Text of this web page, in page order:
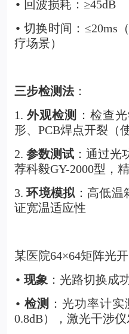
• 回波损耗：≥45dB
• 切换时间：≤20ms
疗场景）
三步检测法：
1. 外观检测
：检查
形、PCB焊点开裂（
2. 参数测试：通过光
荐科毅GY-2000型，精
3.环境模拟 ：高低
证宽温适应性
某医院64×64矩阵光
• 现象 ：光路切换成
• 检测 ：光功率计
0.8dB），激光干涉